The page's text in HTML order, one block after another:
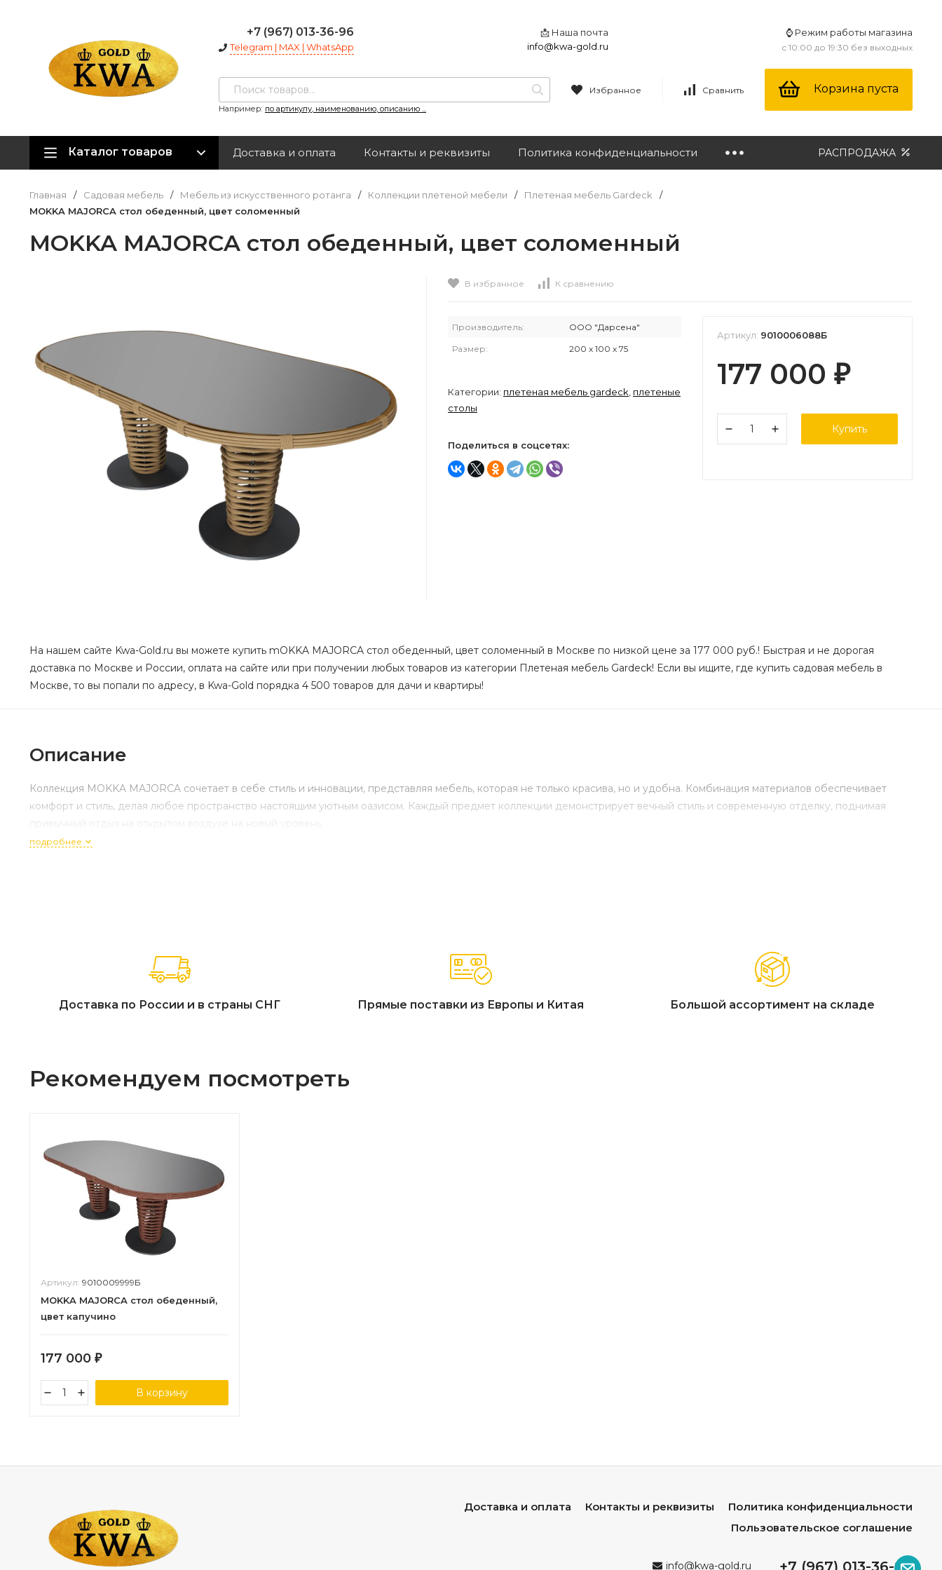
+7 (967) 013-36-96
Telegram | MAX | WhatsApp
📩 Наша почта
info@kwa-gold.ru
⌚ Режим работы магазина
с 10:00 до 19:30 без выходных
Например: по артикулу, наименованию, описанию ...
Избранное Сравнить Корзина пуста
Каталог товаров Доставка и оплата Контакты и реквизиты Политика конфиденциальности РАСПРОДАЖА
Главная / Садовая мебель / Мебель из искусственного ротанга / Коллекции плетеной мебели / Плетеная мебель Gardeck
/
MOKKA MAJORCA стол обеденный, цвет соломенный
MOKKA MAJORCA стол обеденный, цвет соломенный
В избранное К сравнению
Производитель: ООО "Дарсена"
Размер: 200 х 100 х 75
Категории: плетеная мебель gardeck плетеные
столы
Поделиться в соцсетях:
Артикул: 9010006088Б
177 000 ₽
Купить
На нашем сайте Kwa-Gold.ru вы можете купить mOKKA MAJORCA стол обеденный, цвет соломенный в Москве по низкой цене за 177 000 руб.! Быстрая и не дорогая
доставка по Москве и России, оплата на сайте или при получении любых товаров из категории Плетеная мебель Gardeck! Если вы ищите, где купить садовая мебель в
Москве, то вы попали по адресу, в Kwa-Gold порядка 4 500 товаров для дачи и квартиры!
Описание
Коллекция MOKKA MAJORCA сочетает в себе стиль и инновации, представляя мебель, которая не только красива, но и удобна. Комбинация материалов обеспечивает
комфорт и стиль, делая любое пространство настоящим уютным оазисом. Каждый предмет коллекции демонстрирует вечный стиль и современную отделку, поднимая
привычный отдых на открытом воздухе на новый уровень.
подробнее
Доставка по России и в страны СНГ Прямые поставки из Европы и Китая Большой ассортимент на складе
Рекомендуем посмотреть
Артикул: 9010009999Б
MOKKA MAJORCA стол обеденный,
цвет капучино
177 000 ₽
В корзину
Доставка и оплата Контакты и реквизиты
Политика конфиденциальности
Пользовательское соглашение
info@kwa-gold.ru +7 (967) 013-36-96